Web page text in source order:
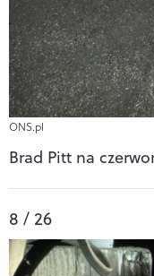
ONS.pl
Brad Pitt na
8 / 26